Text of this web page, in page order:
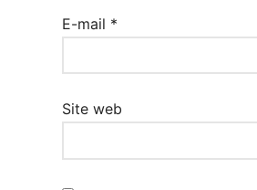
E-mail *
Site web